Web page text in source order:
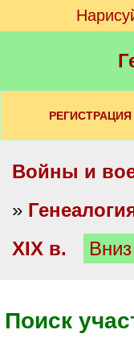
РЕГИСТРАЦИЯ
Войны и
»
XIX в.
Поиск